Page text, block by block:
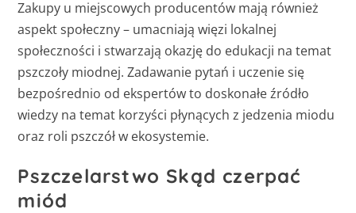
Zakupy u miejscowych producentów mają również
aspekt społeczny – umacniają więzi lokalnej
społeczności i stwarzają okazję do edukacji na temat
pszczoły miodnej. Zadawanie pytań i uczenie się
bezpośrednio od ekspertów to doskonałe źródło
wiedzy na temat korzyści płynących z jedzenia miodu
oraz roli pszczół w ekosystemie.
Pszczelarstwo Skąd czerpać
miód